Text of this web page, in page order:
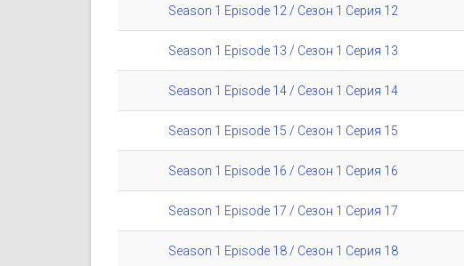
Season 1 Episode 12 / Сезон 1 Серия 12
Season 1 Episode 13 / Сезон 1 Серия 13
Season 1 Episode 14 / Сезон 1 Серия 14
Season 1 Episode 15 / Сезон 1 Серия 15
Season 1 Episode 16 / Сезон 1 Серия 16
Season 1 Episode 17 / Сезон 1 Серия 17
Season 1 Episode 18 / Сезон 1 Серия 18